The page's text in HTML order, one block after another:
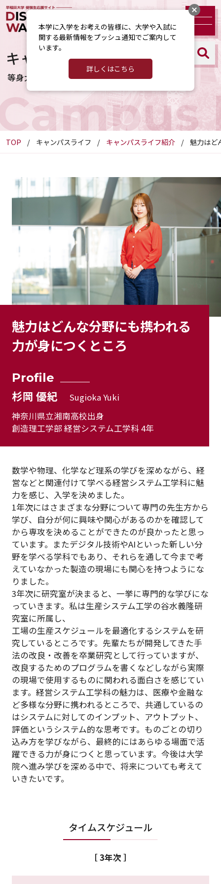
キャンパスライフ紹介
等身大の早大生をクローズアップ！
TOP キャンパスライフ キャンパスライフ紹介 魅力はど
魅力はどんな分野にも携われる
力が身につくところ
Profile
杉岡 優紀
Sugioka Yuki
神奈川県立湘南高校出身
創造理工学部 経営システム工学科 4年
数学や物理、化学など理系の学びを深めながら、経
営などと関連付けて学べる経営システム工学科に魅
力を感じ、入学を決めました。
1年次にはさまざまな分野について専門の先生方から
学び、自分が何に興味や関心があるのかを確認して
から専攻を決めることができたのが良かったと思っ
ています。またデジタル技術やAIといった新しい分
野を学べる学科でもあり、それらを通して今まで考
えていなかった製造の現場にも関心を持つようにな
りました。
3年次に研究室が決まると、一挙に専門的な学びにな
っていきます。私は生産システム工学の谷水義隆研
究室に所属し、
工場の生産スケジュールを最適化するシステムを研
究しているところです。先輩たちが開発してきた手
法の改良・改善を卒業研究として行っていますが、
改良するためのプログラムを書くなどしながら実際
の現場で使用するものに関われる面白さを感じてい
ます。経営システム工学科の魅力は、医療や金融な
ど多様な分野に携われるところで、共通しているの
はシステムに対してのインプット、アウトプット、
評価というシステム的な思考です。ものごとの切り
込み方を学びながら、最終的にはあらゆる場面で活
躍できる力が身につくと思っています。今後は大学
院へ進み学びを深める中で、将来についても考えて
いきたいです。
タイムスケジュール
［ 3年次 ］
本学に入学をお考えの皆様に、大学や入試に
関する最新情報をプッシュ通知でご案内して
います。
詳しくはこちら